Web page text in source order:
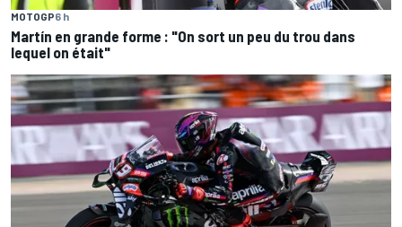
MOTOGP6 h
Martín en grande forme : "On sort un peu du trou dans
lequel on était"